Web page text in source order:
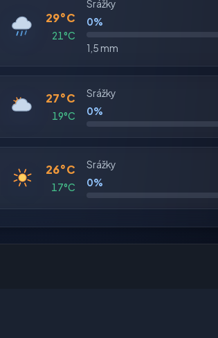
29°C
21°C
Srážky
0%
1,5 mm
27°C
19°C
Srážky
0%
26°C
17°C
Srážky
0%